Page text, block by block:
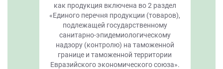
как продукция включена во 2 раздел
«Единого перечня продукции (товаров),
подлежащей государственному
санитарно-эпидемиологическому
надзору (контролю) на таможенной
границе и таможенной территории
Евразийского экономического союза».